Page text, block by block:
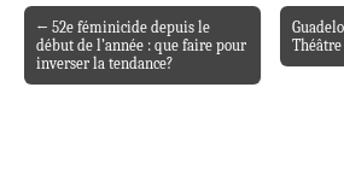
Post navigation
← 52e féminicide depuis le
début de l’année : que faire pour
inverser la tendance?